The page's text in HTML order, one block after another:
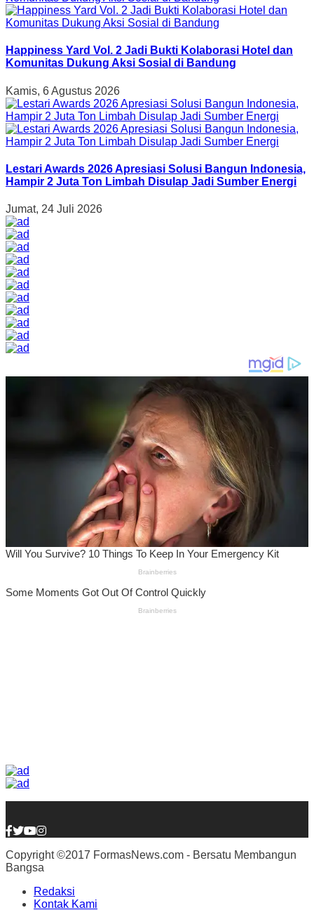
Happiness Yard Vol. 2 Jadi Bukti Kolaborasi Hotel dan
Komunitas Dukung Aksi Sosial di Bandung
Kamis, 6 Agustus 2026
Lestari Awards 2026 Apresiasi Solusi Bangun Indonesia,
Hampir 2 Juta Ton Limbah Disulap Jadi Sumber Energi
Jumat, 24 Juli 2026
Copyright ©2017 FormasNews.com - Bersatu Membangun
Bangsa
Redaksi
Kontak Kami